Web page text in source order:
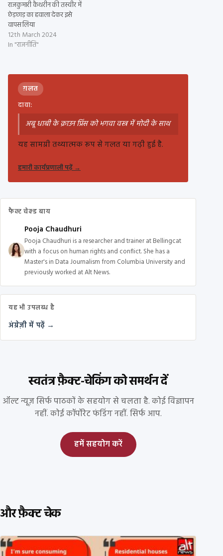
राजकुमारी कैथरीन की तस्वीर में
छेड़छाड़ का हवाला देकर इसे
वापस लिया
12th March 2024
In "राजनीति"
ग़लत
दावा:
अबू धाबी के क्राउन प्रिंस को भगवा वस्त्र में मोदी के साथ
यह सामग्री तथ्यात्मक रूप से गलत या गढ़ी हुई है.
हमारी कार्यप्रणाली पढ़ें→
फैक्ट चेक्ड बाय
Pooja Chaudhuri
Pooja Chaudhuri is a researcher and trainer at Bellingcat
with a focus on human rights and conflict. She has a
Master's in Data Journalism from Columbia University and
previously worked at Alt News.
यह भी उपलब्ध है
अंग्रेज़ी में पढ़ें →
स्वतंत्र फ़ैक्ट-चेकिंग को समर्थन दें
ऑल्ट न्यूज़ सिर्फ पाठकों के सहयोग से चलता है. कोई विज्ञापन
नहीं. कोई कॉर्पोरेट फंडिंग नहीं. सिर्फ आप.
हमें सहयोग करें
और फ़ैक्ट चेक